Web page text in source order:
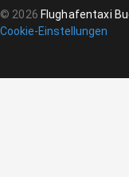
© 2026 Flughafentaxi
Cookie-Einstellungen